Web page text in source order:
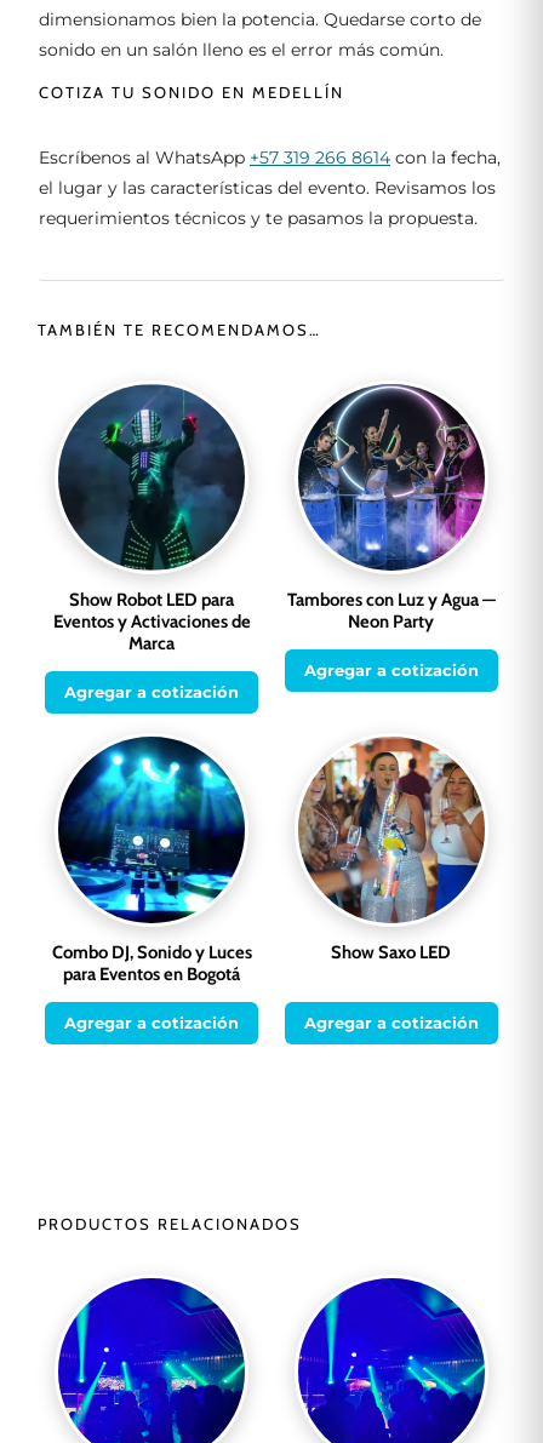
dimensionamos bien la potencia. Quedarse corto de
sonido en un salón lleno es el error más común.
COTIZA TU SONIDO EN MEDELLÍN
Escríbenos al WhatsApp +57 319 266 8614 con la fecha,
el lugar y las características del evento. Revisamos los
requerimientos técnicos y te pasamos la propuesta.
TAMBIÉN TE RECOMENDAMOS…
Show Robot LED para
Eventos y Activaciones de
Marca
Agregar a cotización
Tambores con Luz y Agua —
Neon Party
Agregar a cotización
Combo DJ, Sonido y Luces
para Eventos en Bogotá
Agregar a cotización
Show Saxo LED
Agregar a cotización
PRODUCTOS RELACIONADOS